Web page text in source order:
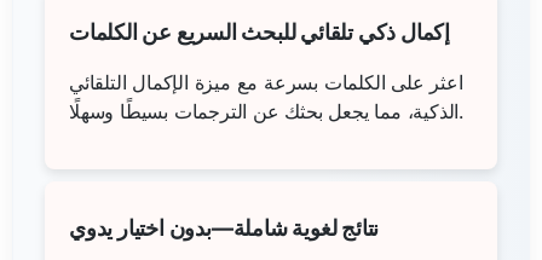
إكمال ذكي تلقائي للبحث السريع عن الكلمات
اعثر على الكلمات بسرعة مع ميزة الإكمال التلقائي
الذكية، مما يجعل بحثك عن الترجمات بسيطًا وسهلًا.
نتائج لغوية شاملة—بدون اختيار يدوي